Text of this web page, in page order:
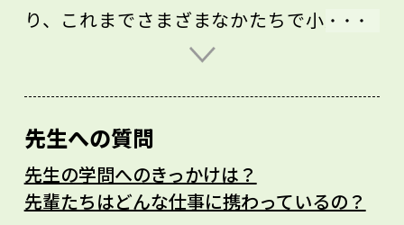
り、これまでさまざまなかたちで小児がん
に関わってきました。今は小児がん本人の
ています。小児がんだけでなく、突然、自
分や家族が病気やけがをすることもあり得
ます。困りごとが発生した時に、寄り添い
先生への質問
先生の学問へのきっかけは？
先輩たちはどんな仕事に携わっているの？